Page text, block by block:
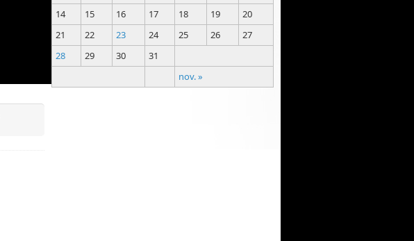
nov. »
14
15 16 17 18 19
20
21
22 23 24 25 26
27
28
29 30 31